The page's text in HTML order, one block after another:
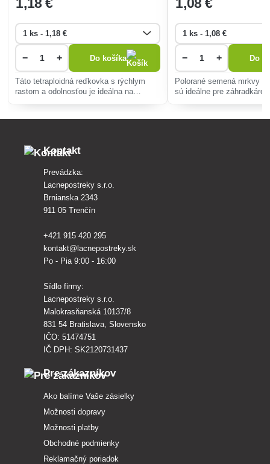
− + Do košíka
Táto tetraploidná reďkovka s rýchlym
rastom a odolnosťou je ideálna na
− + Do
Polorané semená mrkvy
sú ideálne pre
Kontakt
Prevádzka:
Lacnepostreky s.r.o.
Brnianska 2343
911 05 Trenčín
+421 915 420 295
kontakt@lacnepostreky.sk
Po - Pia 9:00 - 16:00
Sídlo firmy:
Lacnepostreky s.r.o.
Malokrasňanská 10137/8
831 54 Bratislava, Slovensko
IČO: 51474751
IČ DPH: SK2120731437
Pre zákazníkov
Ako balíme Vaše zásielky
Možnosti dopravy
Možnosti platby
Obchodné podmienky
Reklamačný poriadok